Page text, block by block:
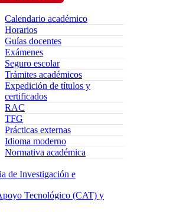
Calendario académico
Horarios
Guías docentes
Exámenes
Seguro escolar
Trámites académicos
Expedición de títulos y
certificados
RAC
TFG
Prácticas externas
Idioma moderno
Normativa académica
de Investigación e
Tecnológico (CAT) y